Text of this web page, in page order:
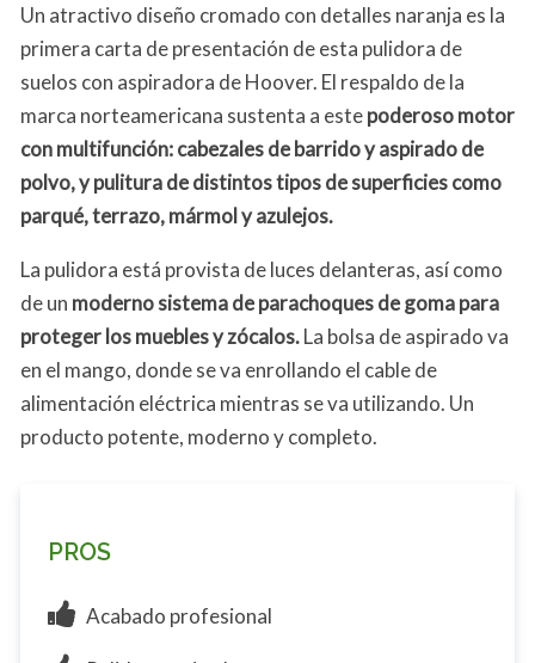
Un atractivo diseño cromado con detalles naranja es la
primera carta de presentación de esta pulidora de
suelos con aspiradora de Hoover. El respaldo de la
marca norteamericana sustenta a estepoderoso motor
con multifunción: cabezales de barrido y aspirado de
polvo, y pulitura de distintos tipos de superficies como
parqué, terrazo, mármol y azulejos.
La pulidora está provista de luces delanteras, así como
de un moderno sistema de parachoques de goma para
proteger los muebles y zócalos.La bolsa de aspirado va
en el mango, donde se va enrollando el cable de
alimentación eléctrica mientras se va utilizando. Un
producto potente, moderno y completo.
PROS
Acabado profesional